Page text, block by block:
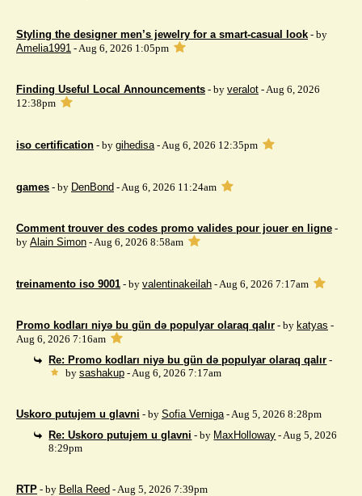
Styling the designer men’s jewelry for a smart-casual look - by
Amelia1991 - Aug 6, 2026 1:05pm
Finding Useful Local Announcements - by veralot - Aug 6, 2026
12:38pm
iso certification - by gihedisa- Aug 6, 2026 12:35pm
games - by DenBond - Aug 6, 2026 11:24am
Comment trouver des codes promo valides pour jouer en ligne -
by Alain Simon - Aug 6, 2026 8:58am
treinamento iso 9001 - by valentinakeilah - Aug 6, 2026 7:17am
Promo kodları niyə bu gün də populyar olaraq qalır - by katyas -
Aug 6, 2026 7:16am
Re: Promo kodları niyə bu gün də populyar olaraq qalır -
by sashakup- Aug 6, 2026 7:17am
Uskoro putujem u glavni - by Sofia Verniga- Aug 5, 2026 8:28pm
Re: Uskoro putujem u glavni - by MaxHolloway - Aug 5, 2026
8:29pm
RTP - by Bella Reed - Aug 5, 2026 7:39pm